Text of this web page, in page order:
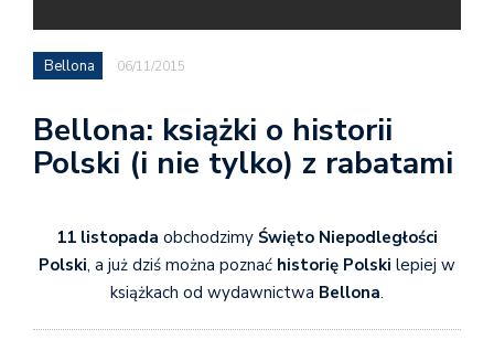
Bellona 06/11/2015
Bellona: książki o historii
Polski (i nie tylko) z rabatami
11 listopada obchodzimy Święto Niepodległości
Polski, a już dziś można poznać historię Polski lepiej w
książkach od wydawnictwa Bellona.